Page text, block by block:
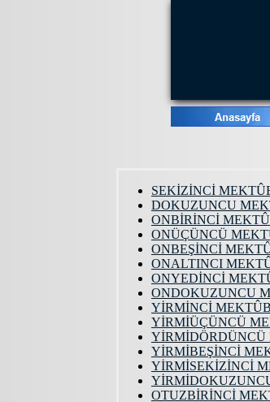
SEKİZİNCİ
DOKUZUNCU
ONBİRİNCİ
ONÜÇÜNCÜ
ONBEŞİNCİ
ONALTINCI
ONYEDİNCİ
ONDOKUZUNCU
YİRMİNCİ MEKTÛB
YİRMİÜÇÜNCÜ
YİRMİDÖRDÜNCÜ
YİRMİBEŞİNCİ
YİRMİSEKİZİNCİ
OTUZBİRİNCİ